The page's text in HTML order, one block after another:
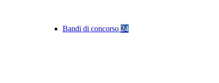
Bandi di concorso 24